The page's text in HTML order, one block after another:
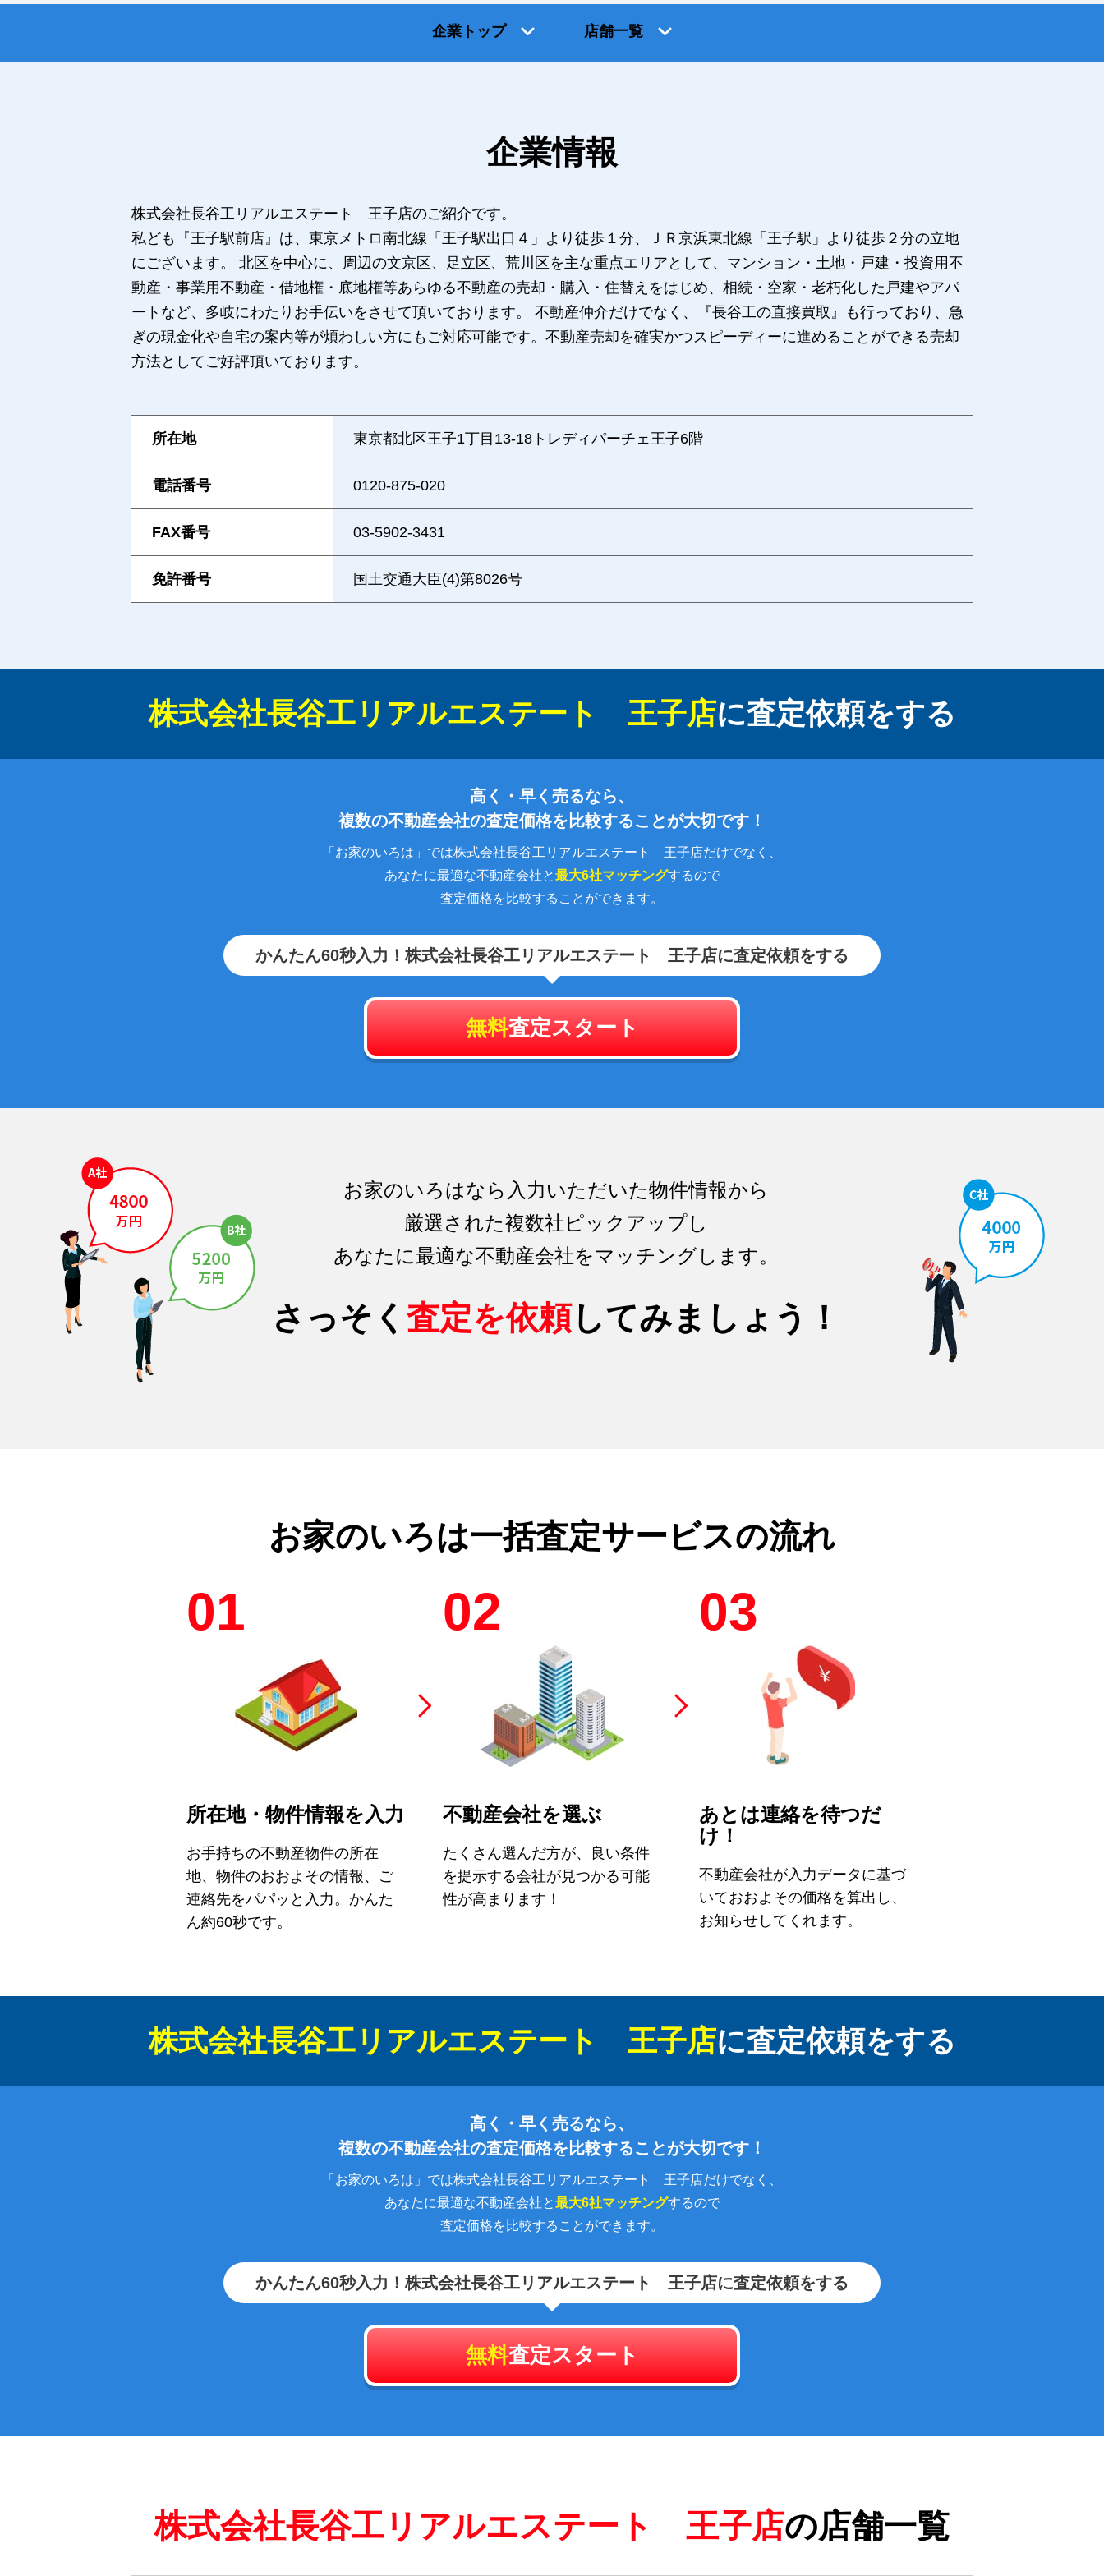
企業トップ 店舗一覧
企業情報
株式会社長谷工リアルエステート 王子店のご紹介です。
私ども『王子駅前店』は、東京メトロ南北線「王子駅出口４」より徒歩１分、ＪＲ京浜東北線「王子駅」より徒歩２分の立地
にございます。 北区を中心に、周辺の文京区、足立区、荒川区を主な重点エリアとして、マンション・土地・戸建・投資用不
動産・事業用不動産・借地権・底地権等あらゆる不動産の売却・購入・住替えをはじめ、相続・空家・老朽化した戸建やアパ
ートなど、多岐にわたりお手伝いをさせて頂いております。 不動産仲介だけでなく、『長谷工の直接買取』も行っており、急
ぎの現金化や自宅の案内等が煩わしい方にもご対応可能です。不動産売却を確実かつスピーディーに進めることができる売却
方法としてご好評頂いております。
所在地 東京都北区王子1丁目13-18トレディパーチェ王子6階
電話番号 0120-875-020
FAX番号 03-5902-3431
免許番号 国土交通大臣(4)第8026号
株式会社長谷工リアルエステート 王子店に査定依頼をする
高く・早く売るなら、
複数の不動産会社の査定価格を比較することが大切です！
「お家のいろは」では株式会社長谷工リアルエステート 王子店だけでなく、
あなたに最適な不動産会社と最大6社マッチングするので
査定価格を比較することができます。
かんたん60秒入力！ 株式会社長谷工リアルエステート 王子店に査定依頼をする
無料査定スタート
お家のいろはなら入力いただいた物件情報から
厳選された複数社ピックアップし
あなたに最適な不動産会社をマッチングします。
さっそく 査定を依頼してみましょう！
お家のいろは一括査定サービスの流れ
01
所在地・物件情報を入力
お手持ちの不動産物件の所在
地、物件のおおよその情報、ご
連絡先をパパッと入力。かんた
ん約60秒です。
02
不動産会社を選ぶ
たくさん選んだ方が、良い条件
を提示する会社が見つかる可能
性が高まります！
03
あとは連絡を待つだ
け！
不動産会社が入力データに基づ
いておおよその価格を算出し、
お知らせしてくれます。
株式会社長谷工リアルエステート 王子店に査定依頼をする
高く・早く売るなら、
複数の不動産会社の査定価格を比較することが大切です！
「お家のいろは」では株式会社長谷工リアルエステート 王子店だけでなく、
あなたに最適な不動産会社と最大6社マッチングするので
査定価格を比較することができます。
かんたん60秒入力！ 株式会社長谷工リアルエステート 王子店に査定依頼をする
無料査定スタート
株式会社長谷工リアルエステート 王子店の店舗一覧